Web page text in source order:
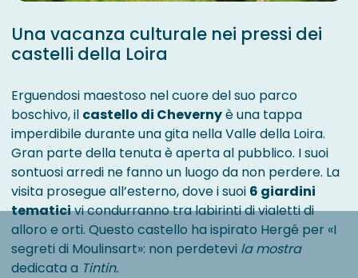
Una vacanza culturale nei pressi dei
castelli della Loira
Erguendosi maestoso nel cuore del suo parco
boschivo, il castello di Chevernyè una tappa
imperdibile durante una gita nella Valle della Loira.
Gran parte della tenuta è aperta al pubblico. I suoi
sontuosi arredi ne fanno un luogo da non perdere. La
visita prosegue all’esterno, dove i suoi 6 giardini
tematicivi condurranno tra labirinti di vialetti di
alloro e orti. Questo castello ha ispirato Hergé per «I
segreti di Moulinsart»: non perdetevi la mostra
dedicata a Tintin.